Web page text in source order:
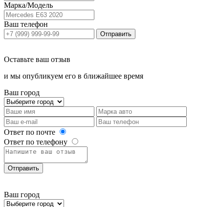
Марка/Модель
Ваш телефон
Отправить
Оставьте ваш отзыв
и мы опубликуем его в ближайшее время
Ваш город
Ответ по почте
Ответ по телефону
Отправить
Ваш город